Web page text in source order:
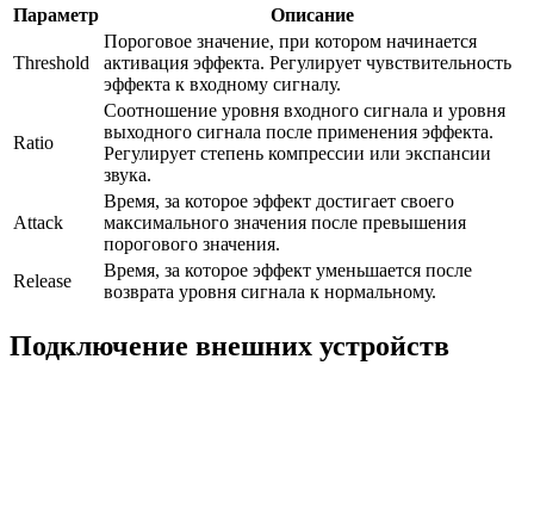
Параметр Описание
Threshold
Пороговое значение, при котором начинается
активация эффекта. Регулирует чувствительность
эффекта к входному сигналу.
Ratio
Соотношение уровня входного сигнала и уровня
выходного сигнала после применения эффекта.
Регулирует степень компрессии или экспансии
звука.
Attack
Время, за которое эффект достигает своего
максимального значения после превышения
порогового значения.
Release
Время, за которое эффект уменьшается после
возврата уровня сигнала к нормальному.
Подключение внешних устройств